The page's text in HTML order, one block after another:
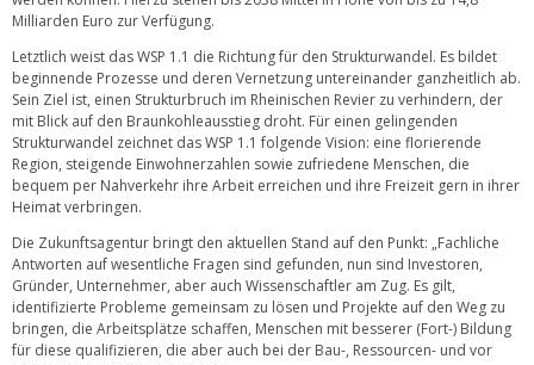
Milliarden Euro zur Verfügung.
Letztlich weist das WSP 1.1 die Richtung für den Strukturwandel. Es bildet
beginnende Prozesse und deren Vernetzung untereinander ganzheitlich ab.
Sein Ziel ist, einen Strukturbruch im Rheinischen Revier zu verhindern, der
mit Blick auf den Braunkohleausstieg droht. Für einen gelingenden
Strukturwandel zeichnet das WSP 1.1 folgende Vision: eine florierende
Region, steigende Einwohnerzahlen sowie zufriedene Menschen, die
bequem per Nahverkehr ihre Arbeit erreichen und ihre Freizeit gern in ihrer
Heimat verbringen.
Die Zukunftsagentur bringt den aktuellen Stand auf den Punkt: „Fachliche
Antworten auf wesentliche Fragen sind gefunden, nun sind Investoren,
Gründer, Unternehmer, aber auch Wissenschaftler am Zug. Es gilt,
identifizierte Probleme gemeinsam zu lösen und Projekte auf den Weg zu
bringen, die Arbeitsplätze schaffen, Menschen mit besserer (Fort-) Bildung
für diese qualifizieren, die aber auch bei der Bau-, Ressourcen- und vor